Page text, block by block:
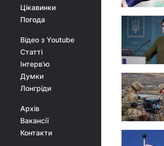
Цікавинки
Погода
Відео з Youtube
Статті
Інтерв'ю
Думки
Лонгріди
Архів
Вакансії
Контакти